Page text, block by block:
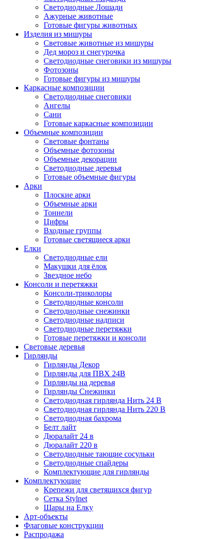
Светодиодные Лошади
Ажурные животные
Готовые фигуры животных
Изделия из мишуры
Световые животные из мишуры
Дед мороз и снегурочка
Светодиодные снеговики из мишуры
Фотозоны
Готовые фигуры из мишуры
Каркасные композиции
Светодиодные снеговики
Ангелы
Сани
Готовые каркасные композиции
Объемные композиции
Световые фонтаны
Объемные фотозоны
Объемные декорации
Светодиодные деревья
Готовые объемные фигуры
Арки
Плоские арки
Объемные арки
Тоннели
Цифры
Входные группы
Готовые светящиеся арки
Елки
Светодиодные ели
Макушки для ёлок
Звездное небо
Консоли и перетяжки
Консоли-триколоры
Светодиодные консоли
Светодиодные снежинки
Светодиодные надписи
Светодиодные перетяжки
Готовые перетяжки и консоли
Световые деревья
Гирлянды
Гирлянды Декор
Гирлянды для ПВХ 24В
Гирлянды на деревья
Гирлянды Снежинки
Светодиодная гирлянда Нить 24 В
Светодиодная гирлянда Нить 220 В
Светодиодная бахрома
Белт лайт
Дюралайт 24 в
Дюралайт 220 в
Светодиодные тающие сосульки
Светодиодные спайдеры
Комплектующие для гирлянды
Комплектующие
Крепежи для светящихся фигур
Сетка Stylnet
Шары на Елку
Арт-объекты
Флаговые конструкции
Распродажа